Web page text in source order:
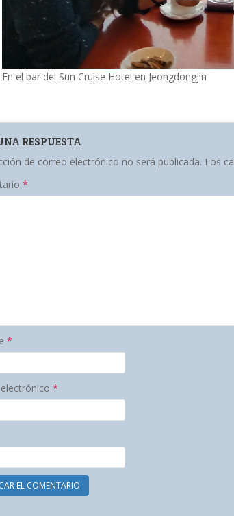
En el bar del Sun Cruise Hotel en Jeongdongjin
RESPUESTA
de correo electrónico no será publicada. Los
*
*
*